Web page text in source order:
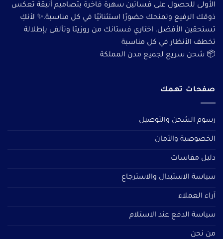
الأولى للحصول على فساتين سهرة فاخرة بتصاميم أنيقة تعكس
ذوقك الرفيع وتمنحك حضورًا استثنائيًا في كل مناسبة.✨ لأنكِ
تستحقين الأفضل، اختاري فستانك من روزيتا وتألقى بإطلالة
تخطف الأنظار في كل مناسبة
📦 شحن سريع لجميع مدن المملكة
صفحات تهمك
رسوم الشحن والتوصيل
الخصوصية والأمان
دليل مقاسات
سياسة الاستبدال والاسترجاع
آراء العملاء
سياسة الدفع عند الاستلام
من نحن